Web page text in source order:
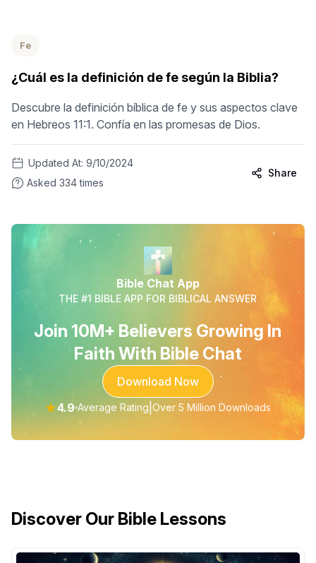
Fe
¿Cuál es la definición de fe según la Biblia?
Descubre la definición bíblica de fe y sus aspectos clave
en Hebreos 11:1. Confía en las promesas de Dios.
Updated At: 9/10/2024
Asked 334 times
Share
Bible Chat App
THE #1 BIBLE APP FOR BIBLICAL ANSWER
Join 10M+ Believers Growing In
Faith With Bible Chat
Download Now
★4.9 Average Rating |Over 5 Million Downloads
Discover Our Bible Lessons